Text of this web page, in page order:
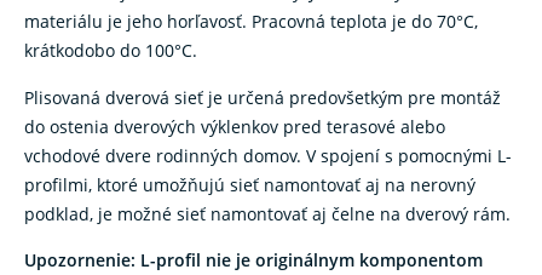
materiálu je jeho horľavosť. Pracovná teplota je do 70°C,
krátkodobo do 100°C.
Plisovaná dverová sieť je určená predovšetkým pre montáž
do ostenia dverových výklenkov pred terasové alebo
vchodové dvere rodinných domov. V spojení s pomocnými L-
profilmi, ktoré umožňujú sieť namontovať aj na nerovný
podklad, je možné sieť namontovať aj čelne na dverový rám.
Upozornenie: L-profil nie je originálnym komponentom